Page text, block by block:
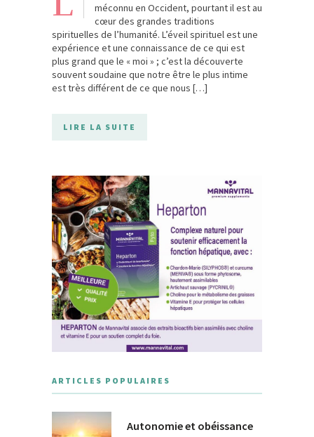
méconnu en Occident, pourtant il est au
cœur des grandes traditions
spirituelles de l’humanité. L’éveil spirituel est une
expérience et une connaissance de ce qui est
plus grand que le « moi » ; c’est la découverte
souvent soudaine que notre être le plus intime
est très différent de ce que nous […]
LIRE LA SUITE
ARTICLES POPULAIRES
Autonomie et obéissance